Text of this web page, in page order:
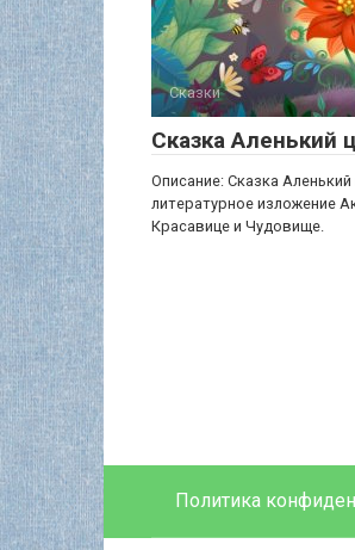
Сказки
Сказка Аленький
Описание: Сказка
литературное изложение
Красавице и Чудовище.
Политика